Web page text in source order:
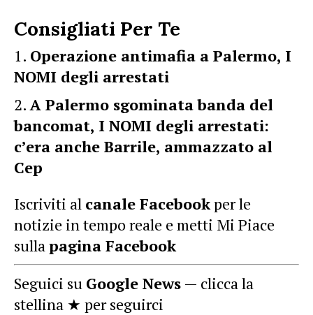
Consigliati Per Te
Operazione antimafia a Palermo, I
NOMI degli arrestati
A Palermo sgominata banda del
bancomat, I NOMI degli arrestati:
c’era anche Barrile, ammazzato al
Cep
Iscriviti al canale Facebookper le
notizie in tempo reale e metti Mi Piace
sullapagina Facebook
Seguici su Google News — clicca la
stellina ★ per seguirci